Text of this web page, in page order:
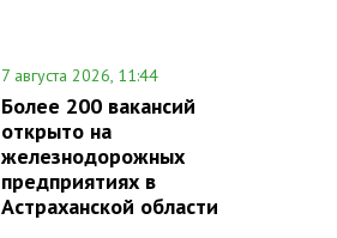
7 августа 2026, 11:44
Более 200 вакансий
открыто на
железнодорожных
предприятиях в
Астраханской области